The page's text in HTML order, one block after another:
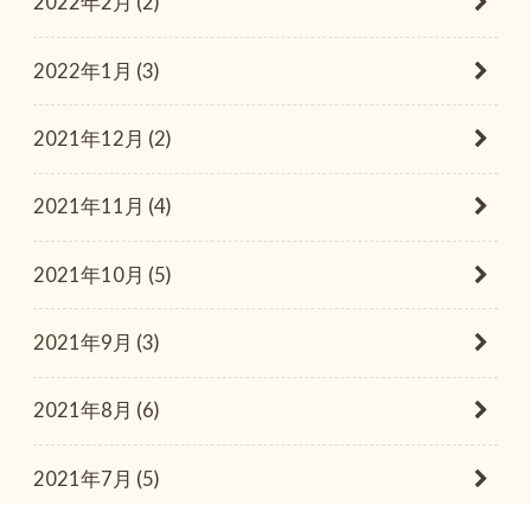
2022年1月 (3)
2021年12月 (2)
2021年11月 (4)
2021年10月 (5)
2021年9月 (3)
2021年8月 (6)
2021年7月 (5)